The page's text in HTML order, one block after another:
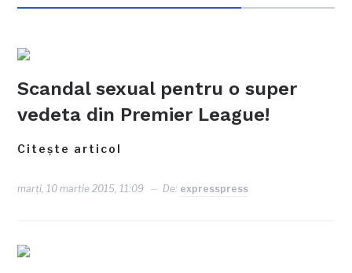
Scandal sexual pentru o super
vedeta din Premier League!
Citește articol
marți, 10 martie 2015, 11:09 De: expresspress